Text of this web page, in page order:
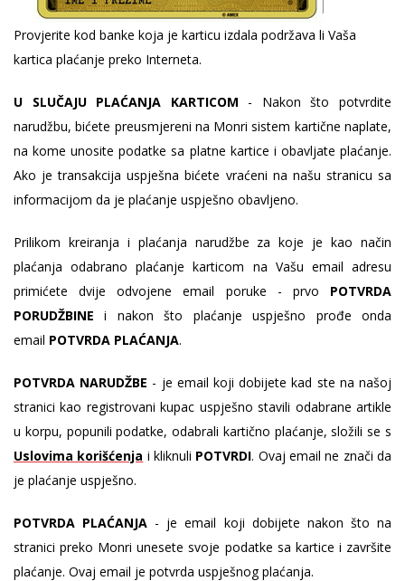
Provjerite kod banke koja je karticu izdala podržava li Vaša
kartica plaćanje preko Interneta.
U SLUČAJU PLAĆANJA KARTICOM - Nakon što potvrdite
narudžbu, bićete preusmjereni na Monri sistem kartične naplate,
na kome unosite podatke sa platne kartice i obavljate plaćanje.
Ako je transakcija uspješna bićete vraćeni na našu stranicu sa
informacijom da je plaćanje uspješno obavljeno.
Prilikom kreiranja i plaćanja narudžbe za koje je kao način
plaćanja odabrano plaćanje karticom na Vašu email adresu
primićete dvije odvojene email poruke - prvo POTVRDA
PORUDŽBINE i nakon što plaćanje uspješno prođe onda
email POTVRDA PLAĆANJA.
POTVRDA NARUDŽBE - je email koji dobijete kad ste na našoj
stranici kao registrovani kupac uspješno stavili odabrane artikle
u korpu, popunili podatke, odabrali kartično plaćanje, složili se s
Uslovima korišćenja i kliknuli POTVRDI. Ovaj email ne znači da
je plaćanje uspješno.
POTVRDA PLAĆANJA - je email koji dobijete nakon što na
stranici preko Monri unesete svoje podatke sa kartice i završite
plaćanje. Ovaj email je potvrda uspješnog plaćanja.